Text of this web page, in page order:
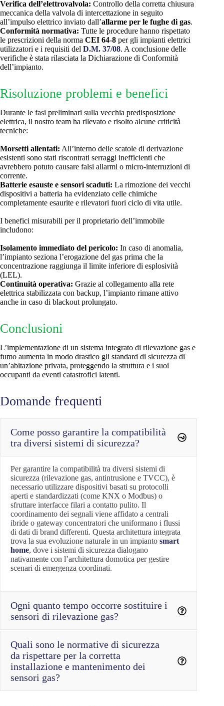
Verifica dell’elettrovalvola: Controllo della corretta chiusura
meccanica della valvola di intercettazione in seguito
all’impulso elettrico inviato dall’allarme per le fughe di gas.
Conformità normativa: Tutte le procedure hanno rispettato
le prescrizioni della norma CEI 64-8 per gli impianti elettrici
utilizzatori e i requisiti del D.M. 37/08. A conclusione delle
verifiche è stata rilasciata la Dichiarazione di Conformità
dell’impianto.
Risoluzione problemi e benefici
Durante le fasi preliminari sulla vecchia predisposizione
elettrica, il nostro team ha rilevato e risolto alcune criticità
tecniche:
Morsetti allentati: All’interno delle scatole di derivazione
esistenti sono stati riscontrati serraggi inefficienti che
avrebbero potuto causare falsi allarmi o micro-interruzioni di
corrente.
Batterie esauste e sensori scaduti: La rimozione dei vecchi
dispositivi a batteria ha evidenziato celle chimiche
completamente esaurite e rilevatori fuori ciclo di vita utile.
I benefici misurabili per il proprietario dell’immobile
includono:
Isolamento immediato del pericolo: In caso di anomalia,
l’impianto seziona l’erogazione del gas prima che la
concentrazione raggiunga il limite inferiore di esplosività
(LEL).
Continuità operativa: Grazie al collegamento alla rete
elettrica stabilizzata con backup, l’impianto rimane attivo
anche in caso di blackout prolungato.
Conclusioni
L’implementazione di un sistema integrato di rilevazione gas e
fumo aumenta in modo drastico gli standard di sicurezza di
un’abitazione privata, proteggendo la struttura e i suoi
occupanti da eventi catastrofici latenti.
Domande frequenti
Come posso garantire la compatibilità
tra diversi sistemi di sicurezza?
Per garantire la compatibilità tra diversi sistemi di
sicurezza (rilevazione gas, antintrusione e TVCC), è
necessario utilizzare dispositivi basati su protocolli
aperti e standardizzati (come KNX o Modbus) o
sfruttare interfacce filari a contatto pulito. Il
coordinamento dei segnali viene affidato a centrali
ibride o gateway concentratori che uniformano i flussi
di dati di brand differenti. Questa architettura integrata
trova la sua evoluzione naturale in un impianto smart
home, dove i sistemi di sicurezza dialogano
nativamente con l’architettura domotica per gestire
scenari di emergenza coordinati.
Ogni quanto tempo occorre sostituire i
sensori di rilevazione gas?
Quali sono le normative di sicurezza
da rispettare per la corretta
installazione e mantenimento dei
sensori gas?